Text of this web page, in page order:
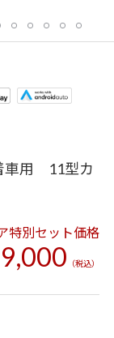
車用 11型カ
特別セット価格
（税込）